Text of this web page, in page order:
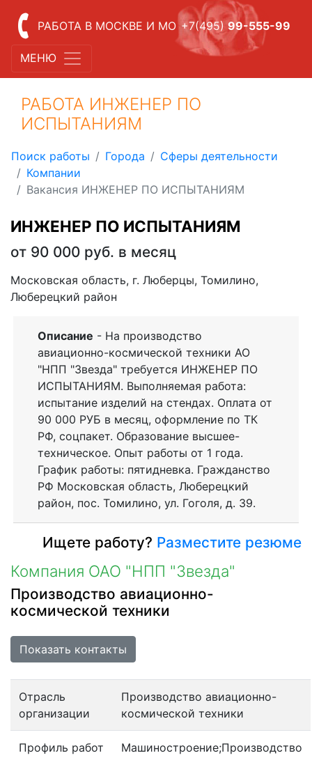
РАБОТА В МОСКВЕ И МО +7(495) 99-555-99
МЕНЮ
РАБОТА ИНЖЕНЕР ПО
ИСПЫТАНИЯМ
Поиск работы Города
Сферы деятельности
Компании
Вакансия ИНЖЕНЕР ПО ИСПЫТАНИЯМ
ИНЖЕНЕР ПО ИСПЫТАНИЯМ
от 90 000 руб. в месяц
Московская область, г. Люберцы, Томилино,
Люберецкий район
Описание - На производство
авиационно-космической техники АО
"НПП "Звезда" требуется ИНЖЕНЕР ПО
ИСПЫТАНИЯМ. Выполняемая работа:
испытание изделий на стендах. Оплата от
90 000 РУБ в месяц, оформление по ТК
РФ, соцпакет. Образование высшее-
техническое. Опыт работы от 1 года.
График работы: пятидневка. Гражданство
РФ Московская область, Люберецкий
район, пос. Томилино, ул. Гоголя, д. 39.
Ищете работу? Разместите резюме
Компания ОАО "НПП "Звезда"
Производство авиационно-
космической техники
Показать контакты
Отрасль
организации
Производство авиационно-
космической техники
Профиль работ Машиностроение;Производство